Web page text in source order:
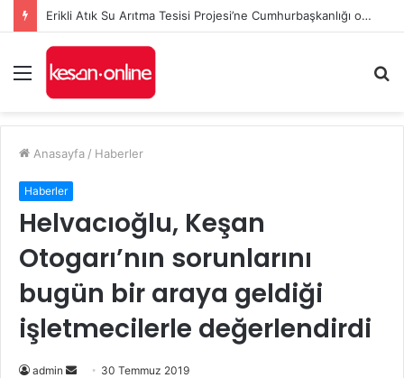
Erikli Atık Su Arıtma Tesisi Projesi’ne Cumhurbaşkanlığı onayı
Menü
...
Anasayfa / Haberler
Haberler
Helvacıoğlu, Keşan
Otogarı’nın sorunlarını
bugün bir araya geldiği
işletmecilerle değerlendirdi
admin
Bir
30 Temmuz 2019